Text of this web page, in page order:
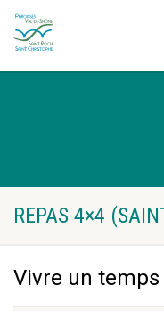
REPAS 4×4
Vivre un